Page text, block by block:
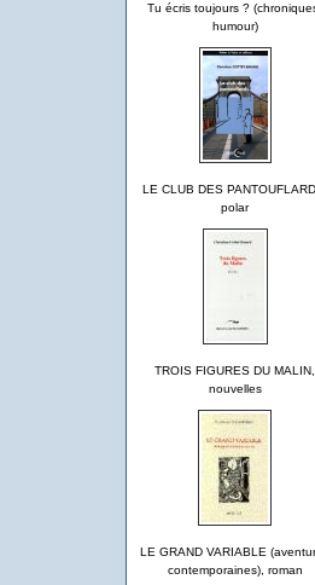
Tu écris toujours ?
humour)
LE CLUB DES
polar
TROIS FIGURES DU MALIN,
nouvelles
LE GRAND VARIABLE
contemporaines), roman